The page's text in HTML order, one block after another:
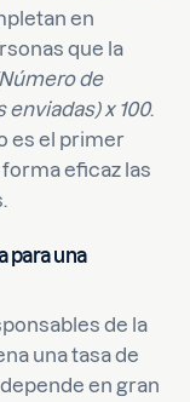
en
que la
de
x 100.
es el primer
eficaz las
para una
de la
una tasa de
en gran